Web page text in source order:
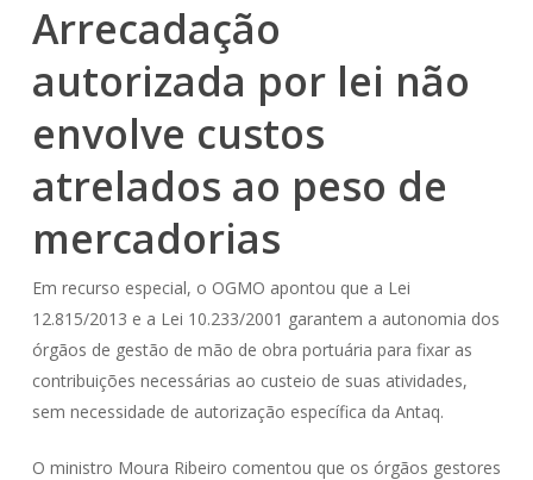
Arrecadação
autorizada por lei não
envolve custos
atrelados ao peso de
mercadorias
Em recurso especial, o OGMO apontou que a Lei
12.815/2013 e a Lei 10.233/2001 garantem a autonomia dos
órgãos de gestão de mão de obra portuária para fixar as
contribuições necessárias ao custeio de suas atividades,
sem necessidade de autorização específica da Antaq.
O ministro Moura Ribeiro comentou que os órgãos gestores